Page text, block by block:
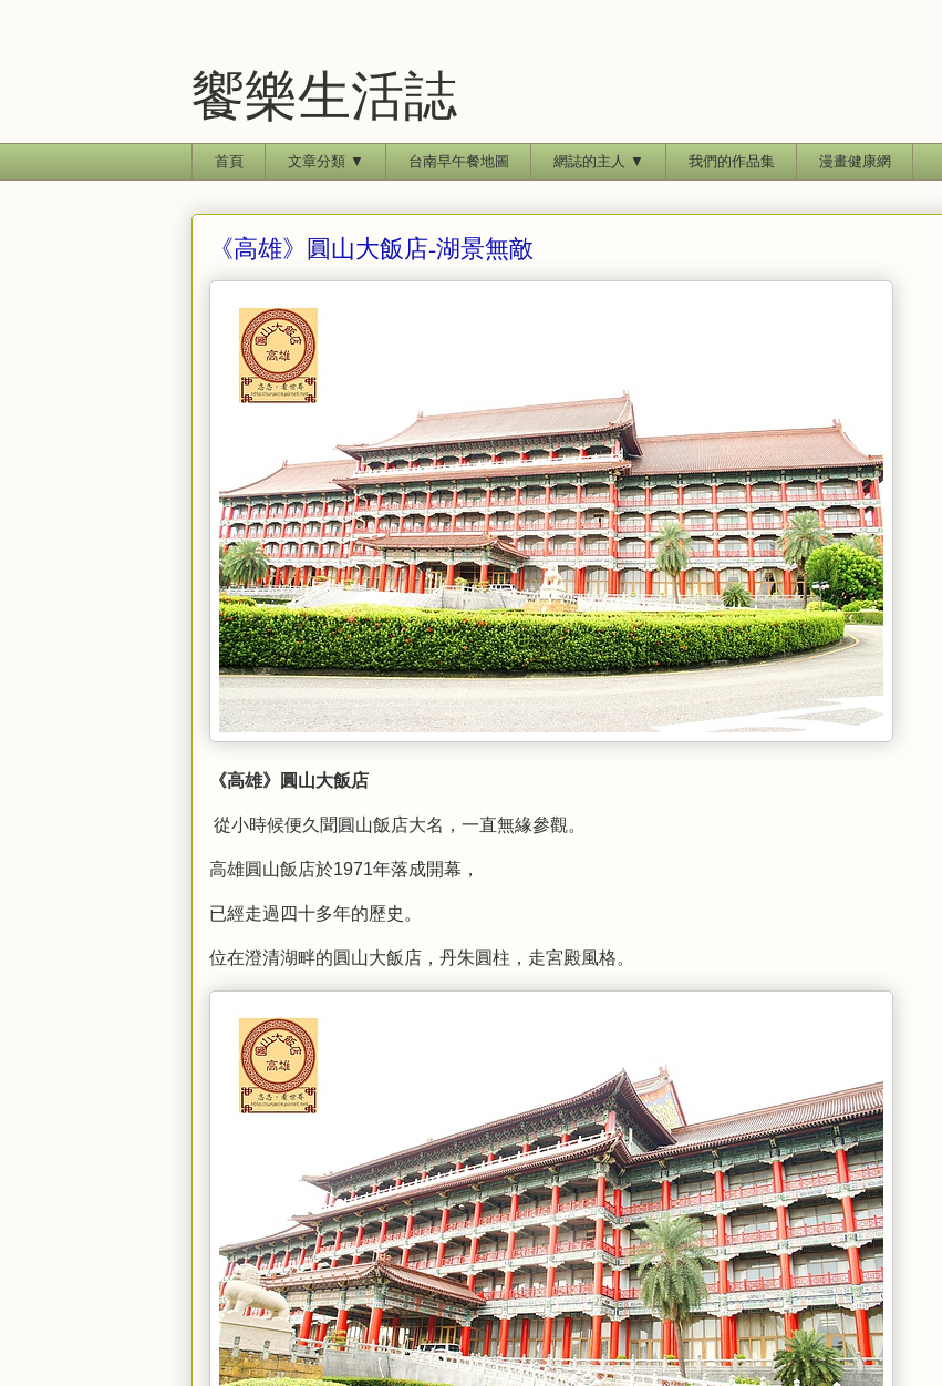
饗樂生活誌
首頁 文章分類 ▼ 台南早午餐地圖 網誌的主人 ▼ 我們的作品集 漫畫健康網
《高雄》圓山大飯店-湖景無敵
《高雄》圓山大飯店
從小時候便久聞圓山飯店大名，一直無緣參觀。
高雄圓山飯店於1971年落成開幕，
已經走過四十多年的歷史。
位在澄清湖畔的圓山大飯店，丹朱圓柱，走宮殿風格。